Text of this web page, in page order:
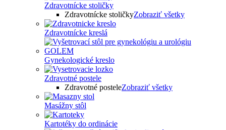
Zdravotnícke stoličky
Zdravotnícke stoličkyZobraziť všetky
Zdravotnícke kreslá
Gynekologické kreslo
Zdravotné postele
Zdravotné posteleZobraziť všetky
Masážny stôl
Kartotéky do ordinácie